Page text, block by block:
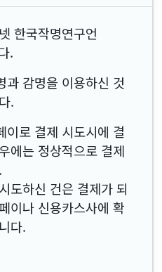
한국작명연구언
.
과 감명을 이용하신 것
.
이로 결제 시도시에 결
에는 정상적으로 결제
도하신 건은 결제가 되
이나 신용카스사에 확
다.